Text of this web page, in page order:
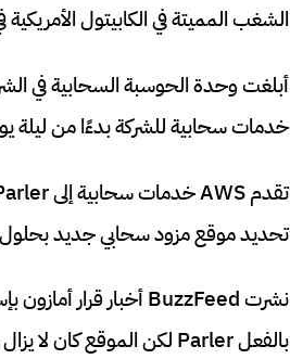
الشغب المميتة في الكابيتول
خدمات سحابية للشركة بدءًا من ليلة
تحديد موقع مزود سحابي جديد
بالفعل Parler لكن الموقع كان لا يزال متاحًا إلى الآن.